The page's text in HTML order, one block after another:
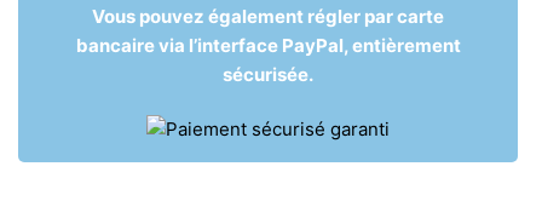
Vous pouvez également régler par carte
bancaire via l’interface PayPal, entièrement
sécurisée.